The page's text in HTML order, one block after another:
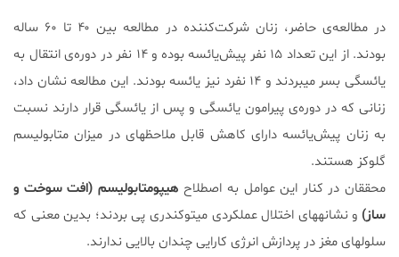
در مطالعه‌ی حاضر، زنان شرکت‌کننده در مطالعه بین ۴۰ تا ۶۰ ساله
بودند. از این تعداد ۱۵ نفر پیش‌یائسه بوده و ۱۴ نفر در دور‌ه‌ی انتقال به
یائسگی بسر می‎بردند و ۱۴ نفرد نیز یائسه بودند. این مطالعه نشان داد،
زنانی که در دوره‌ی پیرامون یائسگی و پس از یائسگی قرار دارند نسبت
به زنان پیش‌یائسه دارای کاهش قابل ملاحظه‎ای در میزان متابولیسم
گلوکز هستند.
محققان در کنار این عوامل به اصطلاح هیپومتابولیسم (افت سوخت و
ساز)
و نشانه‎های اختلال عملکردی میتوکندری پی بردند؛ بدین معنی که
سلول‎های مغز در پردازش انرژی کارایی چندان بالایی ندارند.